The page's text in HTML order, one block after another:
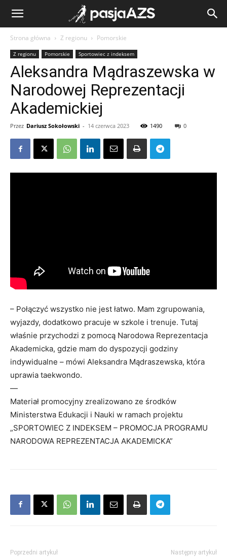
Strona główna Z regionu Pomorskie
Z regionu Pomorskie Sportowiec z indeksem
Aleksandra Mądraszewska w
Narodowej Reprezentacji
Akademickiej
Przez Dariusz Sokołowski - 14 czerwca 2023 1490 0
– Połączyć wszystko nie jest łatwo. Mam zgrupowania,
wyjazdy, dodatkowo pracuje w szkole i trenuje. Tutaj
właśnie przychodzi z pomocą Narodowa Reprezentacja
Akademicka, gdzie mam do dyspozycji godziny
indywidualne – mówi Aleksandra Mądraszewska, która
uprawia taekwondo.
—
Materiał promocyjny zrealizowano ze środków
Ministerstwa Edukacji i Nauki w ramach projektu
„SPORTOWIEC Z INDEKSEM – PROMOCJA PROGRAMU
NARODOWA REPREZENTACJA AKADEMICKA”
Poprzedni artykuł Następny artykuł